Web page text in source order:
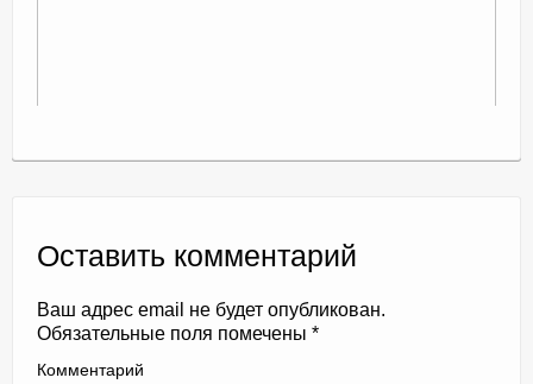
Оставить комментарий
Ваш адрес email не будет опубликован.
Обязательные поля помечены *
Комментарий